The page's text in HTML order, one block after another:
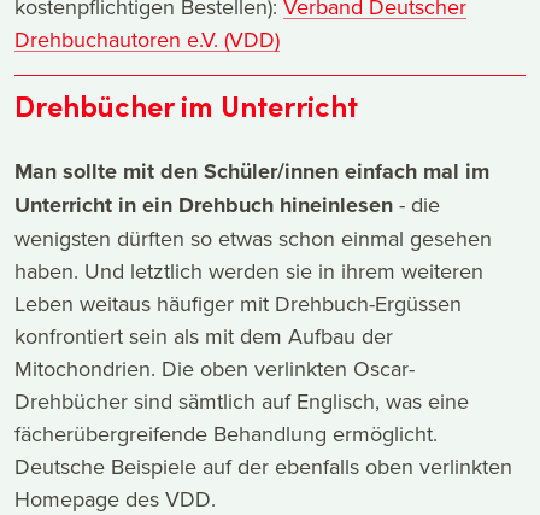
kostenpflichtigen Bestellen): Verband Deutscher
Drehbuchautoren e.V. (VDD)
Drehbücher im Unterricht
Man sollte mit den Schüler/innen einfach mal im
Unterricht in ein Drehbuch hineinlesen - die
wenigsten dürften so etwas schon einmal gesehen
haben. Und letztlich werden sie in ihrem weiteren
Leben weitaus häufiger mit Drehbuch-Ergüssen
konfrontiert sein als mit dem Aufbau der
Mitochondrien. Die oben verlinkten Oscar-
Drehbücher sind sämtlich auf Englisch, was eine
fächerübergreifende Behandlung ermöglicht.
Deutsche Beispiele auf der ebenfalls oben verlinkten
Homepage des VDD.